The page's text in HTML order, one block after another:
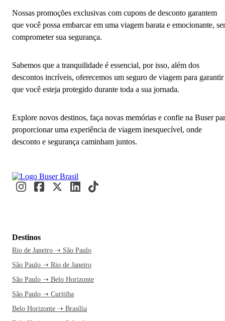
Nossas promoções exclusivas com cupons de desconto garantem
que você possa embarcar em uma viagem barata e emocionante,
comprometer sua segurança.
Sabemos que a tranquilidade é essencial, por isso, além dos
descontos incríveis, oferecemos um seguro de viagem para garantir
que você esteja protegido durante toda a sua jornada.
Explore novos destinos, faça novas memórias e confie na Buser
proporcionar uma experiência de viagem inesquecível, onde
desconto e segurança caminham juntos.
Destinos
Rio de Janeiro ➝ São Paulo
São Paulo ➝ Rio de Janeiro
São Paulo ➝ Belo Horizonte
São Paulo ➝ Curitiba
Belo Horizonte ➝ Brasília